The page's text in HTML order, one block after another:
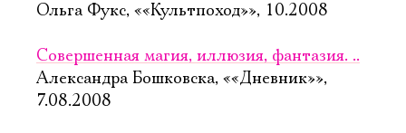
Ольга Фукс, ««Культпоход»», 10.2008
Совершенная магия, иллюзия, фантазия. ..
Александра Бошковска, ««Дневник»»,
7.08.2008